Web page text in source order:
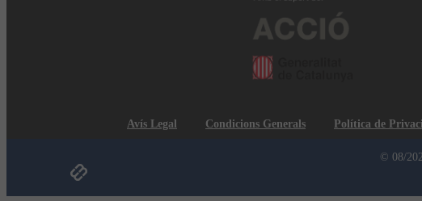
Avís Legal Condicions Generals Política de
© 08/